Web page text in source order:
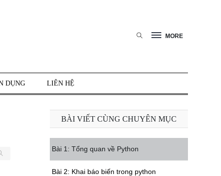
MORE
DỤNG LIÊN HỆ
BÀI VIẾT CÙNG CHUYÊN MỤC
Bài 1: Tổng quan về Python
Bài 2: Khai báo biến trong python